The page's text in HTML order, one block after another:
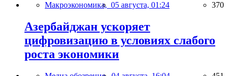
Макроэкономика, 05 августа, 01:24 370
Азербайджан ускоряет
цифровизацию в условиях слабого
роста экономики